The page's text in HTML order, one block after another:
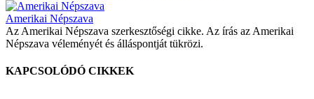
Amerikai Népszava
Az Amerikai Népszava szerkesztőségi cikke. Az írás az Amerikai
Népszava véleményét és álláspontját tükrözi.
KAPCSOLÓDÓ CIKKEK